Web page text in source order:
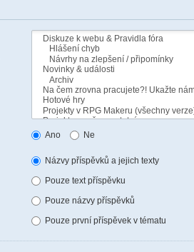
Ano Ne
Názvy příspěvků a jejich texty
Pouze text příspěvku
Pouze názvy příspěvků
Pouze první příspěvek v tématu